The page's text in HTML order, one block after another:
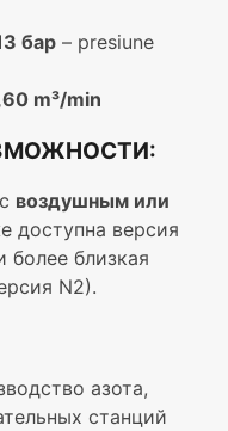
бар – presiune
m³/min
воздушным или
доступна версия
более близкая
N2).
азота,
станций